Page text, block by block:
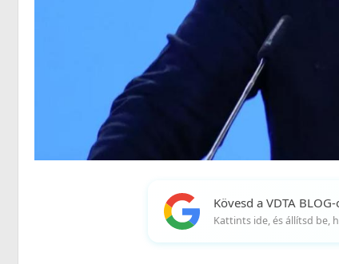
Kövesd a VDTA
Kattints ide, és állítsd be,